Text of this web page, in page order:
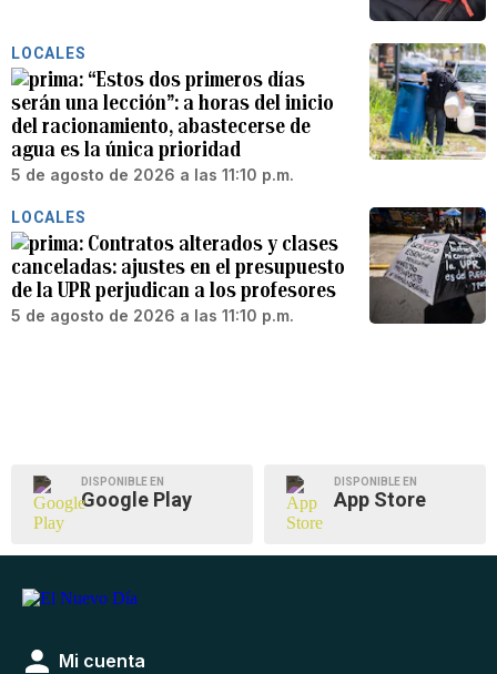
LOCALES
“Estos dos primeros días
serán una lección”: a horas del inicio
del racionamiento, abastecerse de
agua es la única prioridad
5 de agosto de 2026 a las 11:10 p.m.
LOCALES
Contratos alterados y clases
canceladas: ajustes en el presupuesto
de la UPR perjudican a los profesores
5 de agosto de 2026 a las 11:10 p.m.
DISPONIBLE EN
Google Play
DISPONIBLE EN
App Store
Mi cuenta